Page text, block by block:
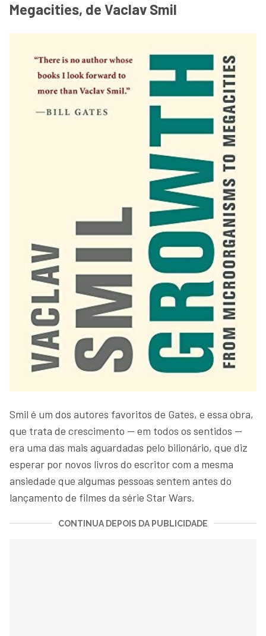
Megacities, de Vaclav Smil
Smil é um dos autores favoritos de Gates, e essa obra,
que trata de crescimento — em todos os sentidos —
era uma das mais aguardadas pelo bilionário, que diz
esperar por novos livros do escritor com a mesma
ansiedade que algumas pessoas sentem antes do
lançamento de filmes da série Star Wars.
CONTINUA DEPOIS DA PUBLICIDADE